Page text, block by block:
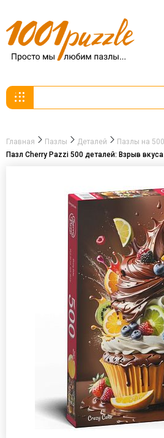
Главная Пазлы Деталей
Пазлы на
Пазл Cherry Pazzi 500 деталей: Взрыв